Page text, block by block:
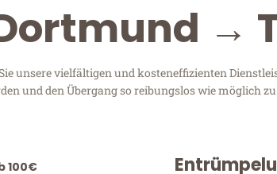
→
unsere vielfältigen und kosteneffizienten
und den Übergang so reibungslos wie möglich
100€